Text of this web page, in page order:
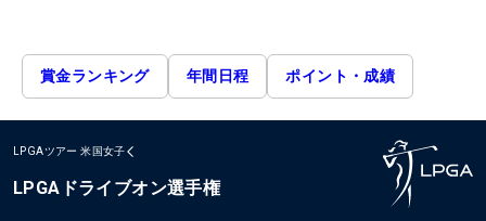
賞金ランキング 年間日程 ポイント・成績
LPGAツアー 米国女子
LPGAドライブオン選手権